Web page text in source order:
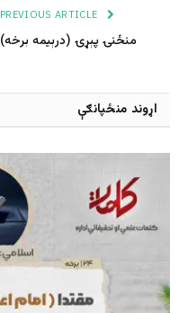
منځنۍ پېړۍ (درېیمه برخه)
اړوند منځپانګې